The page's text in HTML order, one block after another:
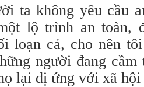
ta không yêu cầu
lộ trình an toàn,
loạn cả, cho nên
người đang
lại dị ứng với xã hội